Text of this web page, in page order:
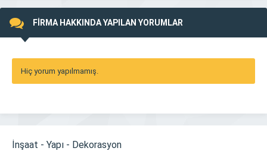
FİRMA HAKKINDA YAPILAN YORUMLAR
Hiç yorum yapılmamış.
İnşaat - Yapı - Dekorasyon